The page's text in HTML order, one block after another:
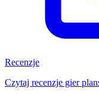
Recenzje
Czytaj recenzje gier